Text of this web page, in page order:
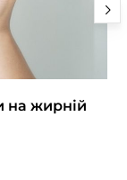
на жирній